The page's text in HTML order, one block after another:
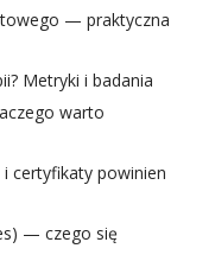
— praktyczna
Metryki i badania
warto
certyfikaty powinien
— czego się